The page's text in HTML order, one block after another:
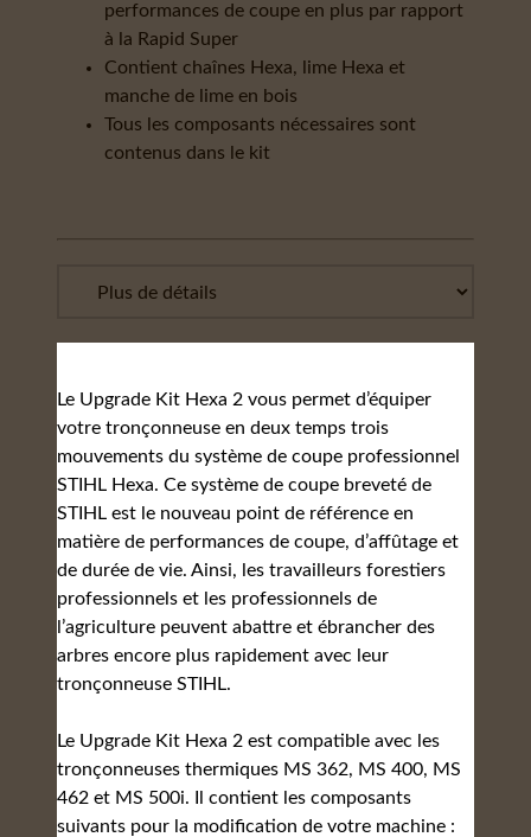
performances de coupe en plus par rapport
à la Rapid Super
Contient chaînes Hexa, lime Hexa et
manche de lime en bois
Tous les composants nécessaires sont
contenus dans le kit
Le Upgrade Kit Hexa 2 vous permet d’équiper
votre tronçonneuse en deux temps trois
mouvements du système de coupe professionnel
STIHL Hexa. Ce système de coupe breveté de
STIHL est le nouveau point de référence en
matière de performances de coupe, d’affûtage et
de durée de vie. Ainsi, les travailleurs forestiers
professionnels et les professionnels de
l’agriculture peuvent abattre et ébrancher des
arbres encore plus rapidement avec leur
tronçonneuse STIHL.
Le Upgrade Kit Hexa 2 est compatible avec les
tronçonneuses thermiques MS 362, MS 400, MS
462 et MS 500i. Il contient les composants
suivants pour la modification de votre machine :